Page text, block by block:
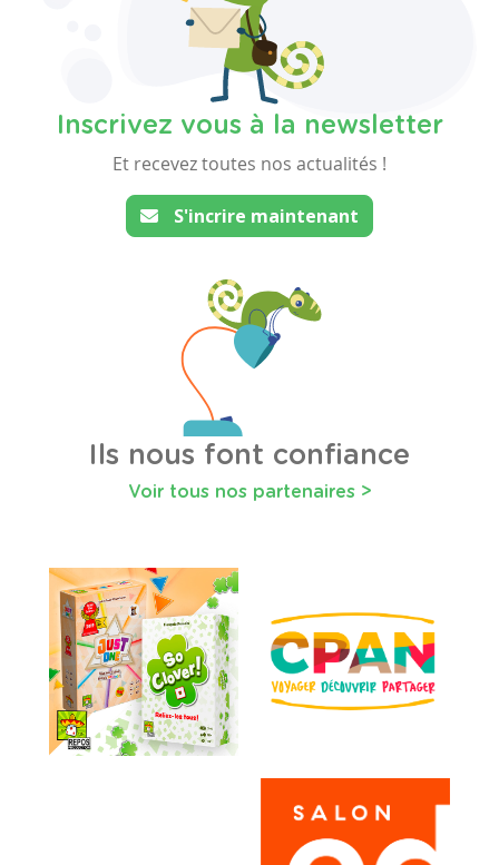
Inscrivez vous à la newsletter
Et recevez toutes nos actualités !
S'incrire maintenant
Ils nous font confiance
Voir tous nos partenaires >